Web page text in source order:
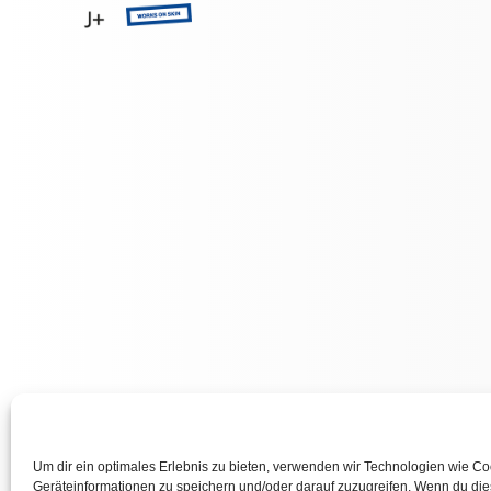
Um dir ein optimales Erlebnis zu bieten, verwenden wir Technologien wie
Geräteinformationen zu speichern und/oder darauf zuzugreifen. Wenn du